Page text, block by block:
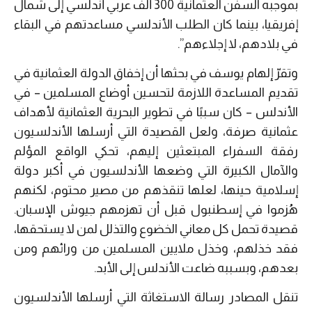
بموجبه السفن العثمانية 300 ألف عربي أندلسي إلى شمال
إفريقيا، بينما كان الطلب الأندلسي مساعدتهم في البقاء
في بلادهم، لا إجلاءهم”.
وتقرّ إلهام يوسف في بحثها أن إخفاق الدولة العثمانية في
تقديم المساعدة اللازمة لتحسين أوضاع المسلمين – في
الأندلس – كان سببًا في تطوير البحرية العثمانية لأهداف
عثمانية صرفة، ولعل القصيدة التي أرسلها الأندلسيون
رفقة السفراء المبتعثين إليهم، تحكي الواقع المؤلم
والآمال الكبيرة التي وضعها الأندلسيون في أكبر دولة
إسلامية حينها، لعلها تنقذهم من مصير محتوم، لكنهم
هُزموا في إسطنبول قبل أن تهزمهم جيوش الإسبان.
قصيدة تحمل كل معاني الخضوع والتذلل لمن لا يستحقها،
فقد خذلهم، وخذل ملايين المسلمين من ورائهم ومن
بعدهم، وبسببه ضاعت الأندلس إلى الأبد.
تنقل المصادر رسالة الاستغاثة التي أرسلها الأندلسيون